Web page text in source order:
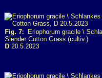
Fig. 7: Eriophorum gracile \
Slender Cotton Grass (cultiv.)
D 20.5.2023